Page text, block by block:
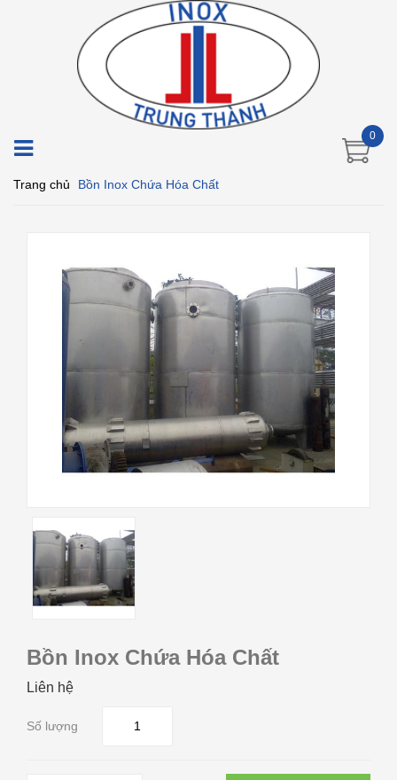
0
Trang chủ Bồn Inox Chứa Hóa Chất
Bồn Inox Chứa Hóa Chất
Liên hệ
Số lượng